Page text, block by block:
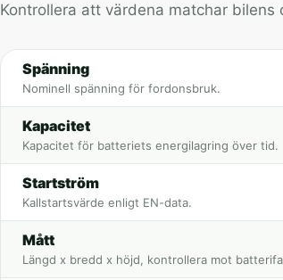
Kontrollera att värdena matchar
Spänning
Nominell spänning för fordonsbruk.
Kapacitet
Kapacitet för batteriets energilagring över tid.
Startström
Kallstartsvärde enligt EN-data.
Mått
Längd x bredd x höjd, kontrollera mot